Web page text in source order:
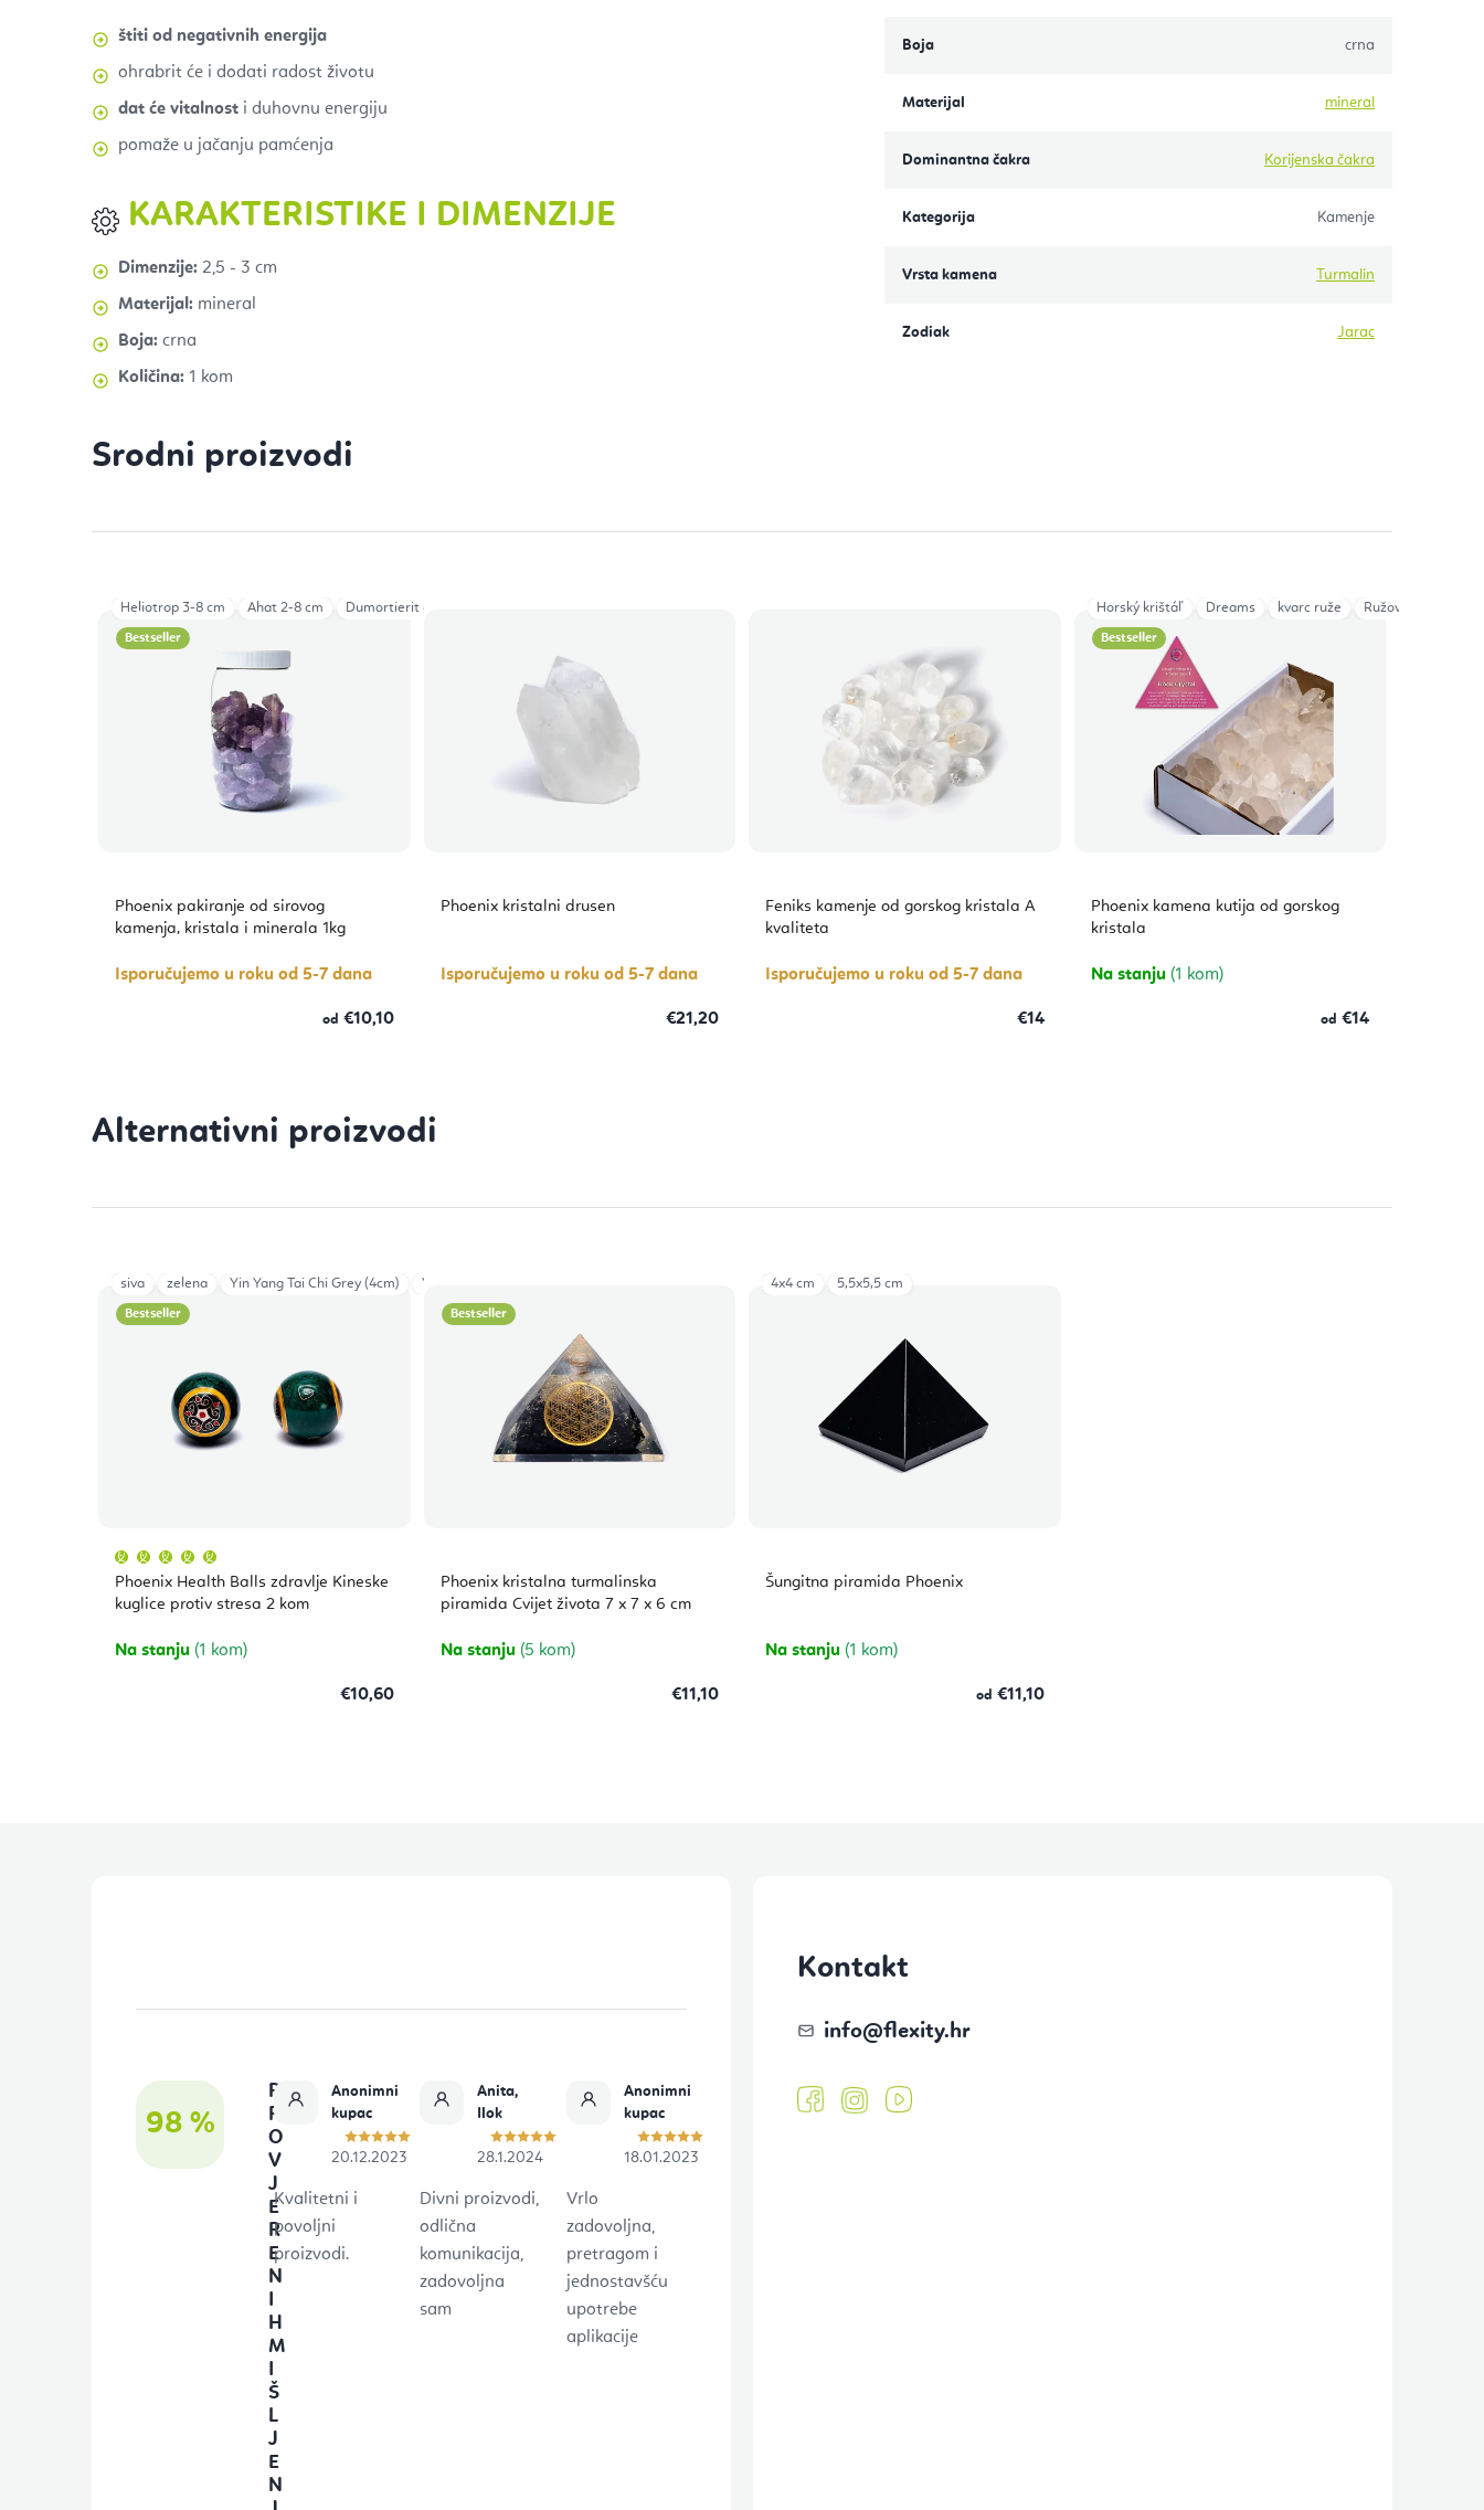
štiti od negativnih energija
ohrabrit će i dodati radost životu
dat će vitalnost i duhovnu energiju
pomaže u jačanju pamćenja
KARAKTERISTIKE I DIMENZIJE
Dimenzije: 2,5 - 3 cm
Materijal: mineral
Boja: crna
Količina: 1 kom
Boja crna
Materijal mineral
Dominantna čakra Korijenska čakra
Kategorija Kamenje
Vrsta kamena Turmalin
Zodiak Jarac
Srodni proizvodi
Bestseller
Phoenix pakiranje od sirovog
kamenja, kristala i minerala 1kg
Isporučujemo u roku od 5-7 dana
od €10,10
Heliotrop 3-8 cm Ahat 2-8 cm Dumortierit 4-8 cm
Phoenix kristalni drusen
Isporučujemo u roku od 5-7 dana
€21,20
Feniks kamenje od gorskog kristala A
kvaliteta
Isporučujemo u roku od 5-7 dana
€14
Bestseller
Phoenix kamena kutija od gorskog
kristala
Na stanju (1 kom)
od €14
Horský krištáľ Dreams kvarc ruže Ružový turmalín
Bestseller
Phoenix Health Balls zdravlje Kineske
kuglice protiv stresa 2 kom
proizvoda
je
5,0
zvjezdica.
Na stanju (1 kom)
€10,60
siva zelena Yin Yang Tai Chi Grey (4cm) Yin Yang Black (3,5cm) Yin Yang white/green marbled (3,5 cm)
Bestseller
Phoenix kristalna turmalinska
piramida Cvijet života 7 x 7 x 6 cm
Na stanju (5 kom)
€11,10
Šungitna piramida Phoenix
Na stanju (1 kom)
od €11,10
4x4 cm 5,5x5,5 cm
98 %
P
R
O
V
J
E
R
E
N
I
H
M
I
Š
L
J
E
N
Anonimni
kupac
20.12.2023
Kvalitetni i
povoljni
proizvodi.
Anita,
Ilok
28.1.2024
Divni proizvodi,
odlična
komunikacija,
zadovoljna
sam
Anonimni
kupac
18.01.2023
Vrlo
zadovoljna,
pretragom i
jednostavšću
upotrebe
aplikacije
Kontakt
info@flexity.hr